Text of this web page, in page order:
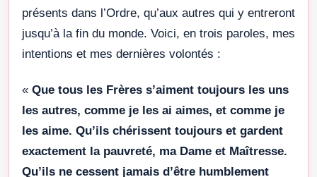
présents dans l’Ordre, qu’aux autres qui y entreront
jusqu’à la fin du monde. Voici, en trois paroles, mes
intentions et mes dernières volontés :
« Que tous les Frères s’aiment toujours les uns
les autres, comme je les ai aimes, et comme je
les aime. Qu’ils chérissent toujours et gardent
exactement la pauvreté, ma Dame et Maîtresse.
Qu’ils ne cessent jamais d’être humblement